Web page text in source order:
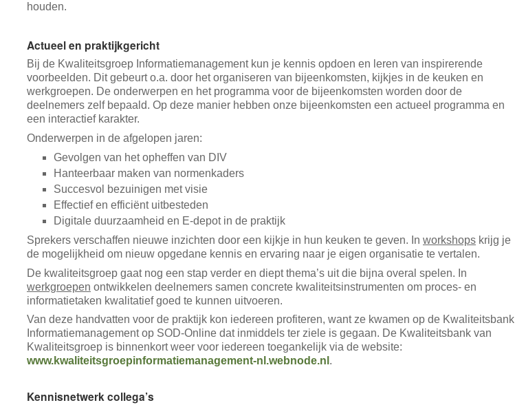
houden.
Actueel en praktijkgericht
Bij de Kwaliteitsgroep Informatiemanagement kun je kennis opdoen en leren van inspirerende
voorbeelden. Dit gebeurt o.a. door het organiseren van bijeenkomsten, kijkjes in de keuken en
werkgroepen. De onderwerpen en het programma voor de bijeenkomsten worden door de
deelnemers zelf bepaald. Op deze manier hebben onze bijeenkomsten een actueel programma en
een interactief karakter.
Onderwerpen in de afgelopen jaren:
Gevolgen van het opheffen van DIV
Hanteerbaar maken van normenkaders
Succesvol bezuinigen met visie
Effectief en efficiënt uitbesteden
Digitale duurzaamheid en E-depot in de praktijk
Sprekers verschaffen nieuwe inzichten door een kijkje in hun keuken te geven. In workshops krijg je
de mogelijkheid om nieuw opgedane kennis en ervaring naar je eigen organisatie te vertalen.
De kwaliteitsgroep gaat nog een stap verder en diept thema’s uit die bijna overal spelen. In
werkgroepen ontwikkelen deelnemers samen concrete kwaliteitsinstrumenten om proces- en
informatietaken kwalitatief goed te kunnen uitvoeren.
Van deze handvatten voor de praktijk kon iedereen profiteren, want ze kwamen op de Kwaliteitsbank
Informatiemanagement op SOD-Online dat inmiddels ter ziele is gegaan. De Kwaliteitsbank van
Kwaliteitsgroep is binnenkort weer voor iedereen toegankelijk via de website:
www.kwaliteitsgroepinformatiemanagement-nl.webnode.nl .
Kennisnetwerk collega’s